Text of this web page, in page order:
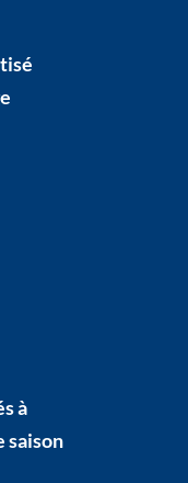
à
saison